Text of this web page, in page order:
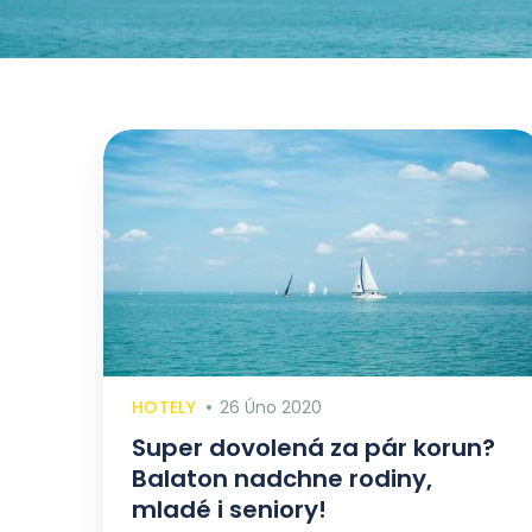
HOTELY 26 Úno 2020
Super dovolená za pár korun?
Balaton nadchne rodiny,
mladé i seniory!